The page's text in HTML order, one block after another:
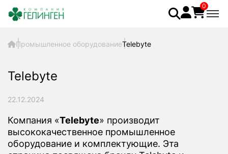
0
Промышленное оборудованиеTelebyte
Telebyte
22.12.2024
Компания «Telebyte» производит
высококачественное промышленное
оборудование и комплектующие. Эта